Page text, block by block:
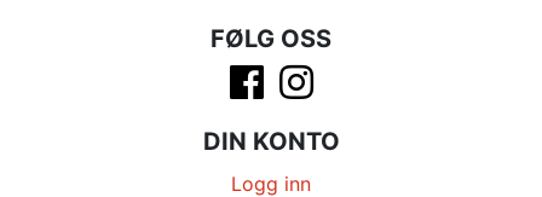
FØLG OSS
DIN KONTO
Logg inn